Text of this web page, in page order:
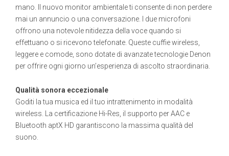
mano. Il nuovo monitor ambientale ti consente di non perdere
mai un annuncio o una conversazione. I due microfoni
offrono una notevole nitidezza della voce quando si
effettuano o si ricevono telefonate. Queste cuffie wireless,
leggere e comode, sono dotate di avanzate tecnologie Denon
per offrire ogni giorno un’esperienza di ascolto straordinaria.
Qualità sonora eccezionale
Goditi la tua musica ed il tuo intrattenimento in modalità
wireless. La certificazione Hi-Res, il supporto per AAC e
Bluetooth aptX HD garantiscono la massima qualità del
suono.